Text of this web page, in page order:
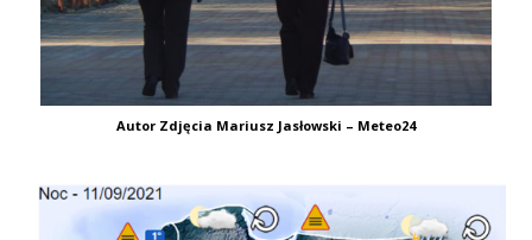
Autor Zdjęcia Mariusz Jasłowski – Meteo24